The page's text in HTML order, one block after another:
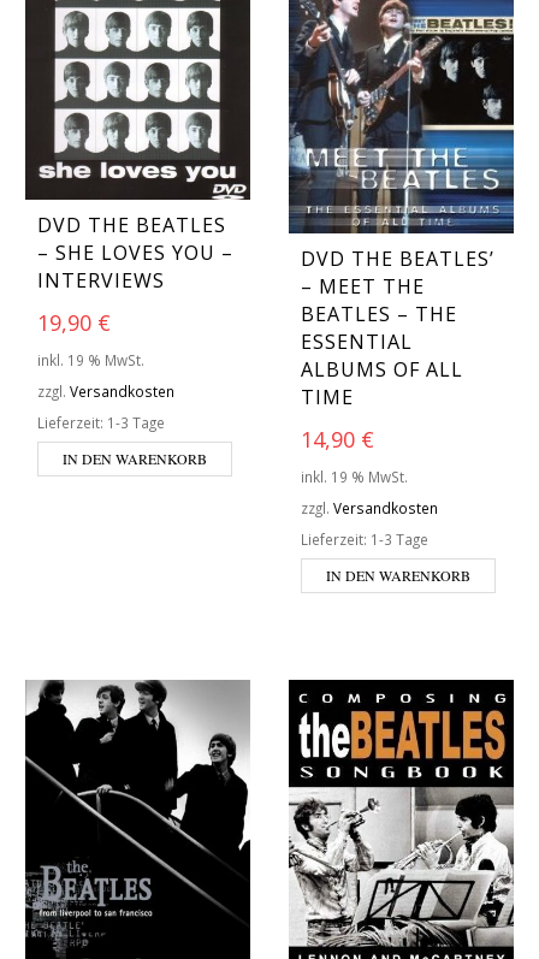
DVD THE BEATLES
– SHE LOVES YOU –
INTERVIEWS
19,90 €
inkl. 19 % MwSt.
zzgl. Versandkosten
Lieferzeit: 1-3 Tage
IN DEN WARENKORB
DVD THE BEATLES’
– MEET THE
BEATLES – THE
ESSENTIAL
ALBUMS OF ALL
TIME
14,90 €
inkl. 19 % MwSt.
zzgl. Versandkosten
Lieferzeit: 1-3 Tage
IN DEN WARENKORB